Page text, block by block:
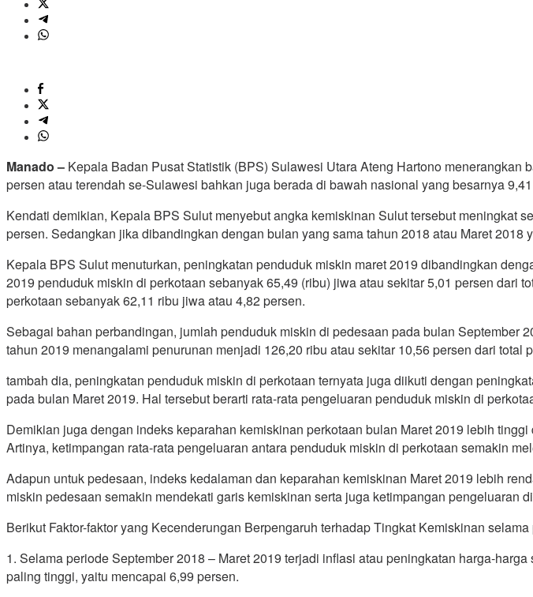
Manado – Kepala Badan Pusat Statistik (BPS) Sulawesi Utara Ateng Hartono
persen atau terendah se-Sulawesi bahkan juga berada di bawah nasional yang besarnya
Kendati demikian, Kepala BPS Sulut menyebut angka kemiskinan Sulut tersebut meningkat
persen. Sedangkan jika dibandingkan dengan bulan yang sama tahun 2018 atau Maret
Kepala BPS Sulut menuturkan, peningkatan penduduk miskin maret 2019 dibandingkan
2019 penduduk miskin di perkotaan sebanyak 65,49 (ribu) jiwa atau sekitar 5,01 persen
perkotaan sebanyak 62,11 ribu jiwa atau 4,82 persen.
Sebagai bahan perbandingan, jumlah penduduk miskin di pedesaan pada bulan September
tahun 2019 menangalami penurunan menjadi 126,20 ribu atau sekitar 10,56 persen dari total
tambah dia, peningkatan penduduk miskin di perkotaan ternyata juga diikuti dengan
pada bulan Maret 2019. Hal tersebut berarti rata-rata pengeluaran penduduk miskin di
Demikian juga dengan indeks keparahan kemiskinan perkotaan bulan Maret 2019 lebih
Artinya, ketimpangan rata-rata pengeluaran antara penduduk miskin di perkotaan semakin
Adapun untuk pedesaan, indeks kedalaman dan keparahan kemiskinan Maret 2019 lebih
miskin pedesaan semakin mendekati garis kemiskinan serta juga ketimpangan pengeluaran
Berikut Faktor-faktor yang Kecenderungan Berpengaruh terhadap Tingkat Kemiskinan
1. Selama periode September 2018 – Maret 2019 terjadi inflasi atau peningkatan harga-
paling tinggi, yaitu mencapai 6,99 persen.